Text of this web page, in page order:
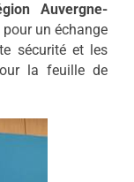
Auvergne-
un échange
sécurité et les
la feuille de